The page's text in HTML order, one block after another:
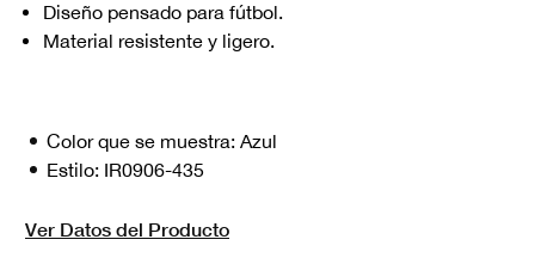
Diseño pensado para fútbol.
Material resistente y ligero.
Color que se muestra: Azul
Estilo: IR0906-435
Ver Datos del Producto